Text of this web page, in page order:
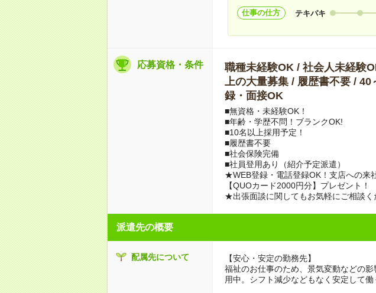
仕事の仕方 テキパキ
応募資格・条件
職種未経験OK / 社会人未経験
上の大量募集 / 履歴書不要 /
録・面接OK
■無資格・未経験OK！
■年齢・学歴不問！ブランクOK!
■10名以上採用予定！
■履歴書不要
■社会保険完備
■社員登用あり（紹介予定派遣）
★WEB登録・電話登録OK！支店への来
【QUOカード2000円分】プレゼント！
★出張面談に関してもお気軽にご相談く
派遣先の概要
配属先について
【安心・安定の勤務先】
福祉のお仕事のため、景気変動などの
用中。シフト減少などもなく安定して働